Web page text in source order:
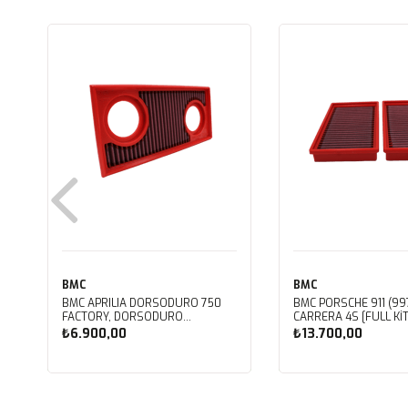
BMC
BMC APRILIA DORSODURO 750
FACTORY, DORSODURO
900, SHIVER 750 GT, SHIVER
750 KUTU İÇİ PERFORMANS HAVA
₺6.900,00
BMC
BMC PORSCHE 911
CARRERA 4S [FULL
PERFORMANS HAVA
FB468/20
₺13.700,00